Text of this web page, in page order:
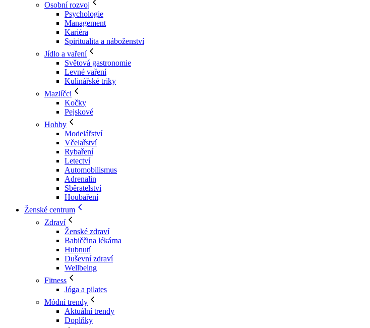
Osobní rozvoj
Psychologie
Management
Kariéra
Spiritualita a náboženství
Jídlo a vaření
Světová gastronomie
Levné vaření
Kulinářské triky
Mazlíčci
Kočky
Pejskové
Hobby
Modelářství
Včelařství
Rybaření
Letectví
Automobilismus
Adrenalin
Sběratelství
Houbaření
Ženské centrum
Zdraví
Ženské zdraví
Babiččina lékárna
Hubnutí
Duševní zdraví
Wellbeing
Fitness
Jóga a pilates
Módní trendy
Aktuální trendy
Doplňky